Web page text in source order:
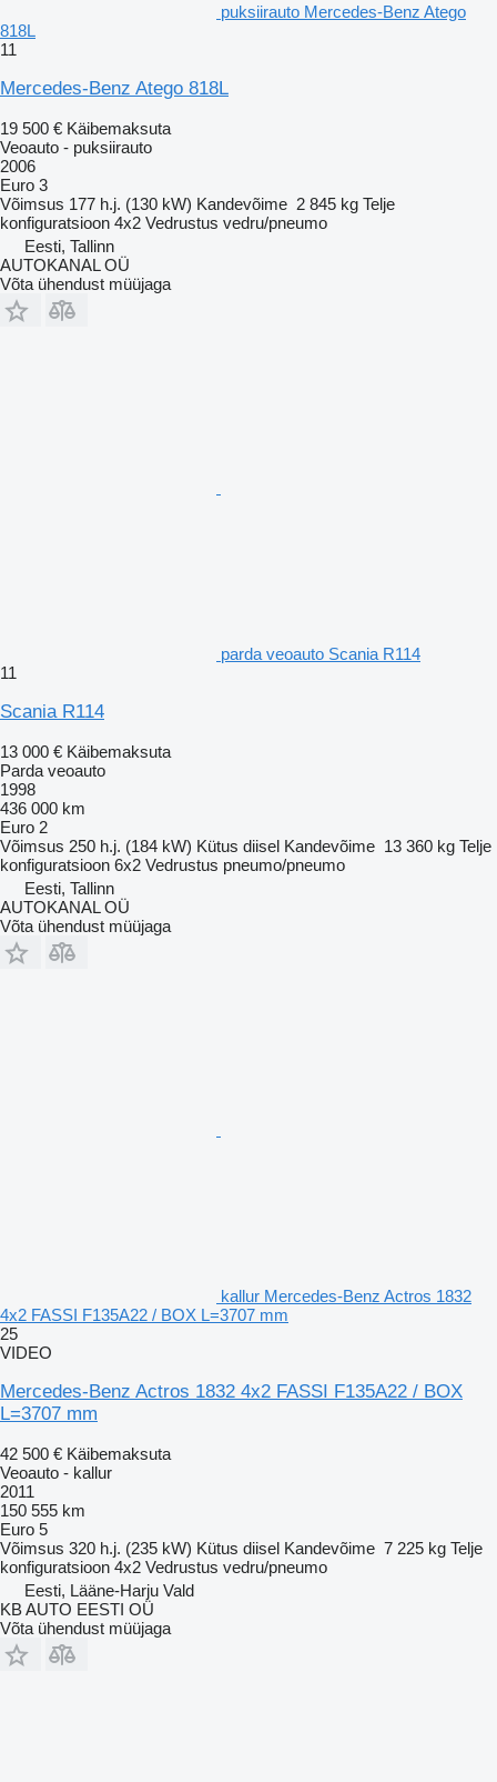
puksiirauto Mercedes-Benz Atego
818L
11
Mercedes-Benz Atego 818L
19 500 € Käibemaksuta
Veoauto - puksiirauto
2006
Euro 3
Võimsus 177 h.j. (130 kW) Kandevõime 2 845 kg Telje
konfiguratsioon 4x2 Vedrustus vedru/pneumo
Eesti, Tallinn
AUTOKANAL OÜ
Võta ühendust müüjaga
parda veoauto Scania R114
11
Scania R114
13 000 € Käibemaksuta
Parda veoauto
1998
436 000 km
Euro 2
Võimsus 250 h.j. (184 kW) Kütus diisel Kandevõime 13 360 kg Telje
konfiguratsioon 6x2 Vedrustus pneumo/pneumo
Eesti, Tallinn
AUTOKANAL OÜ
Võta ühendust müüjaga
kallur Mercedes-Benz Actros 1832
4x2 FASSI F135A22 / BOX L=3707 mm
25
VIDEO
Mercedes-Benz Actros 1832 4x2 FASSI F135A22 / BOX
L=3707 mm
42 500 € Käibemaksuta
Veoauto - kallur
2011
150 555 km
Euro 5
Võimsus 320 h.j. (235 kW) Kütus diisel Kandevõime 7 225 kg Telje
konfiguratsioon 4x2 Vedrustus vedru/pneumo
Eesti, Lääne-Harju Vald
KB AUTO EESTI OÜ
Võta ühendust müüjaga